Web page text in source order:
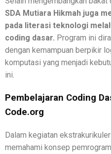
SDA Mutiara Hikmah juga
pada literasi teknologi
coding dasar. Program ini
dengan kemampuan berpikir
komputasi yang menjadi
ini.
Pembelajaran Coding
Code.org
Dalam kegiatan
memahami konsep